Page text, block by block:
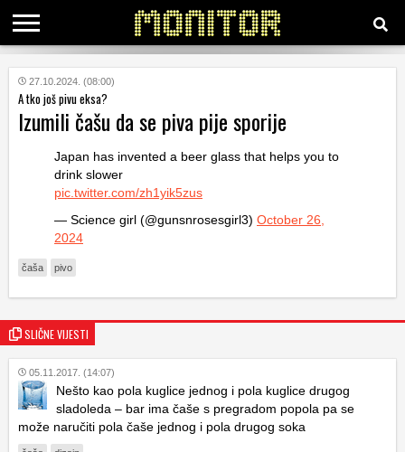
KATEGORIJE
HRVATSKI
27.10.2024. (08:00)
A tko još pivu eksa?
Izumili čašu da se piva pije sporije
Japan has invented a beer glass that helps you to
drink slower
pic.twitter.com/zh1yik5zus
— Science girl (@gunsnrosesgirl3) October 26,
2024
čaša pivo
SLIČNE VIJESTI
05.11.2017. (14:07)
Nešto kao pola kuglice jednog i pola kuglice drugog
sladoleda – bar ima čaše s pregradom popola pa se
može naručiti pola čaše jednog i pola drugog soka